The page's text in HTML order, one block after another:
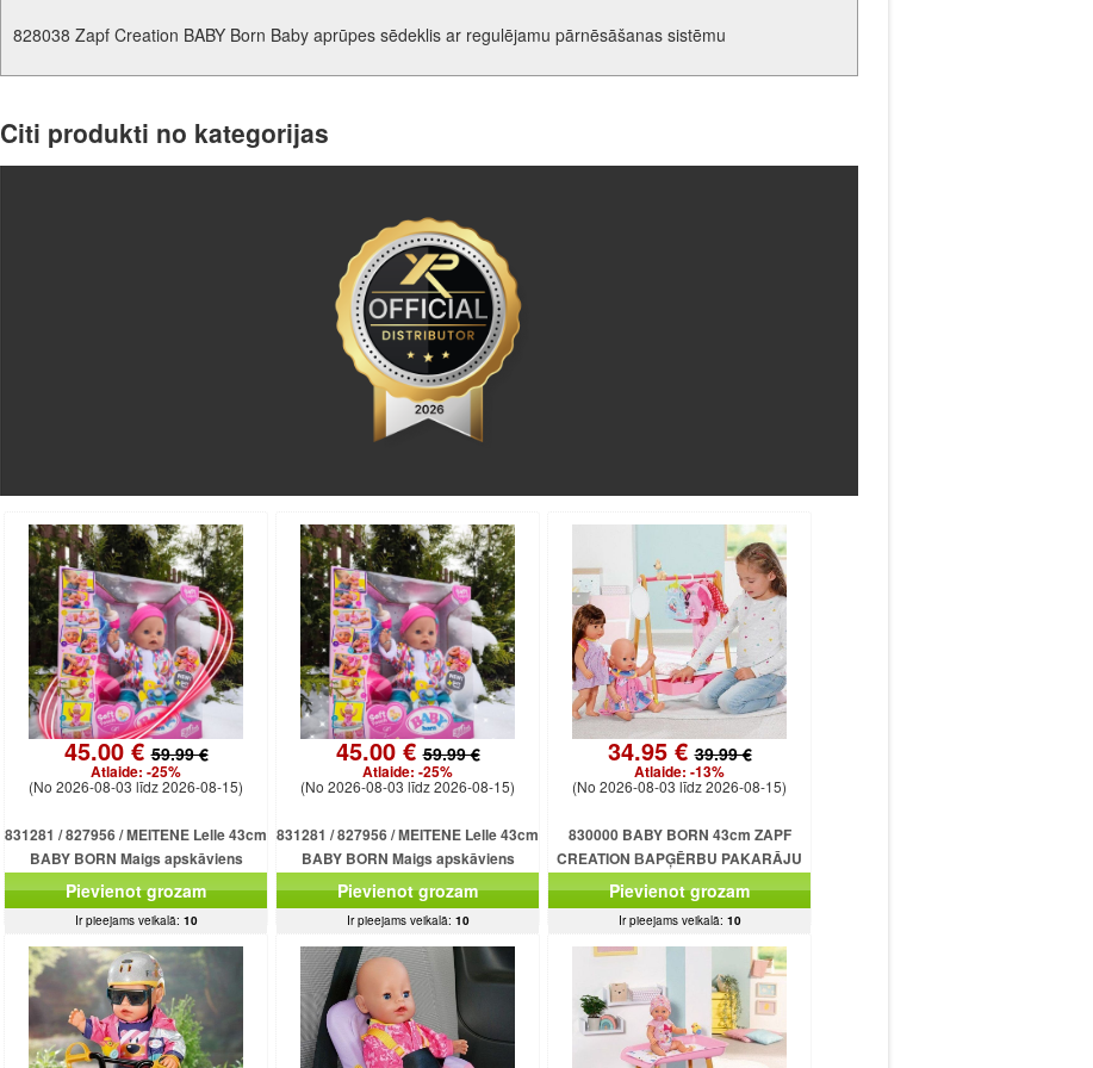
828038 Zapf Creation BABY Born Baby aprūpes sēdeklis ar regulējamu pārnēsāšanas sistēmu
Citi produkti no kategorijas
45.00 €59.99 €
Atlaide: -25%
(No 2026-08-03 līdz 2026-08-15)
831281 / 827956 / MEITENE Lelle 43cm
BABY BORN Maigs apskāviens
Ziemas mazulis ZAPF CREATION NEW
Pievienot grozam
Ir pieejams veikalā: 10
45.00 €59.99 €
Atlaide: -25%
(No 2026-08-03 līdz 2026-08-15)
831281 / 827956 / MEITENE Lelle 43cm
BABY BORN Maigs apskāviens
Ziemas mazulis ZAPF CREATION NEW
Pievienot grozam
Ir pieejams veikalā: 10
34.95 €39.99 €
Atlaide: -13%
(No 2026-08-03 līdz 2026-08-15)
830000 BABY BORN 43cm ZAPF
CREATION ВAPĢĒRBU PAKARĀJU
SKAPĪTĀJS
Pievienot grozam
Ir pieejams veikalā: 10